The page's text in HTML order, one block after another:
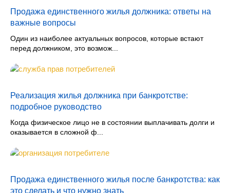
Продажа единственного жилья должника: ответы на
важные вопросы
Один из наиболее актуальных вопросов, которые встают
перед должником, это возмож...
Реализация жилья должника при банкротстве:
подробное руководство
Когда физическое лицо не в состоянии выплачивать долги и
оказывается в сложной ф...
Продажа единственного жилья после банкротства: как
это сделать и что нужно знать